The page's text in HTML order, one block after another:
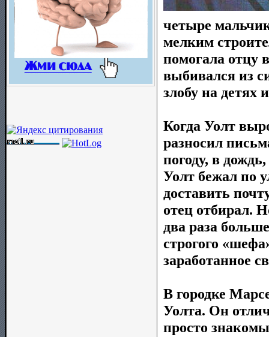
четыре
мелким
помогала отцу
выбивался из
злобу на детях
Когда Уолт
разносил
погоду, в
Уолт бежал по
доставить
отец отбирал.
два раза
строгого
заработанное
В городке
Уолта. Он
просто